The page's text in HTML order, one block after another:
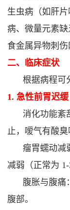
生虫病（如肝片
病、微量元素缺
食金属异物刺伤
二、临床症状
根据病程可
1. 急性前胃迟缓
消化功能紊
止，嗳气有酸臭
瘤胃蠕动减
减弱（正常为 1-
腹胀与腹痛
腹部。